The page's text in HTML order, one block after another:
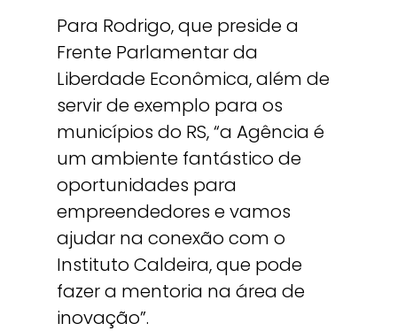
Para Rodrigo, que preside a
Frente Parlamentar da
Liberdade Econômica, além de
servir de exemplo para os
municípios do RS, “a Agência é
um ambiente fantástico de
oportunidades para
empreendedores e vamos
ajudar na conexão com o
Instituto Caldeira, que pode
fazer a mentoria na área de
inovação”.